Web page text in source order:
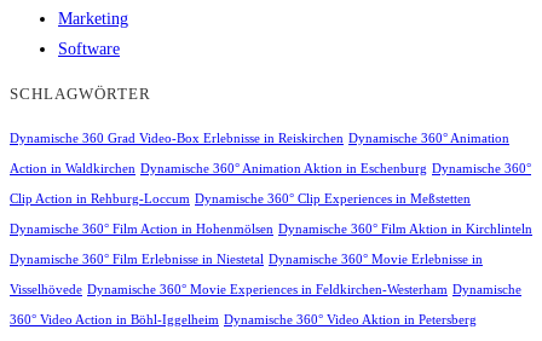
Marketing
Software
SCHLAGWÖRTER
Dynamische 360 Grad Video-Box Erlebnisse in Reiskirchen Dynamische 360° Animation
Action in Waldkirchen Dynamische 360° Animation Aktion in Eschenburg Dynamische 360°
Clip Action in Rehburg-Loccum Dynamische 360° Clip Experiences in Meßstetten
Dynamische 360° Film Action in Hohenmölsen Dynamische 360° Film Aktion in Kirchlinteln
Dynamische 360° Film Erlebnisse in Niestetal Dynamische 360° Movie Erlebnisse in
Visselhövede Dynamische 360° Movie Experiences in Feldkirchen-Westerham Dynamische
360° Video Action in Böhl-Iggelheim Dynamische 360° Video Aktion in Petersberg